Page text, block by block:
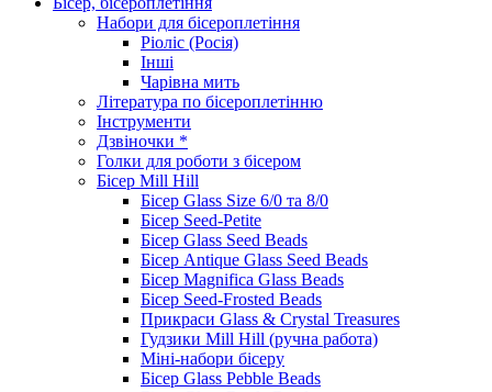
Набори для бісероплетіння
Ріоліс (Росія)
Інші
Чарівна мить
Література по бісероплетінню
Інструменти
Дзвіночки *
Голки для роботи з бісером
Бісер Mill Hill
Бісер Glass Size 6/0 та 8/0
Бісер Seed-Petite
Бісер Glass Seed Beads
Бісер Antique Glass Seed Beads
Бісер Magnifica Glass Beads
Бісер Seed-Frosted Beads
Прикраси Glass & Crystal Treasures
Гудзики Mill Hill (ручна работа)
Міні-набори бісеру
Бісер Glass Pebble Beads